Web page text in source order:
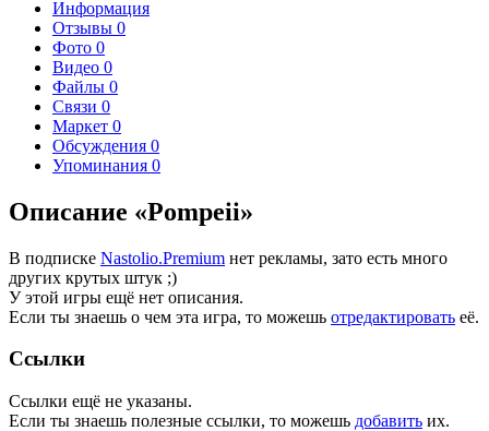
Информация
Отзывы 0
Фото 0
Видео 0
Файлы 0
Связи 0
Маркет 0
Обсуждения 0
Упоминания 0
Описание «Pompeii»
В подписке Nastolio.Premium нет рекламы, зато есть много
других крутых штук ;)
У этой игры ещё нет описания.
Если ты знаешь о чем эта игра, то можешь отредактировать её.
Ссылки
Ссылки ещё не указаны.
Если ты знаешь полезные ссылки, то можешь добавить их.